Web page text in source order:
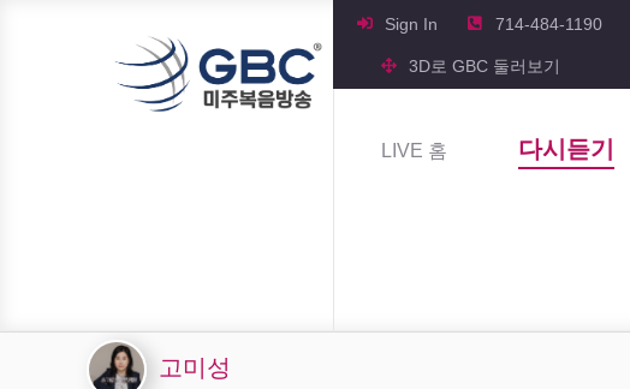
Sign In 714-484-1190
3D로 GBC 둘러보기
LIVE 홈 다시듣기
고미성